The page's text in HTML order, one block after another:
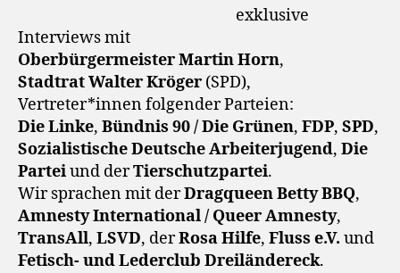
exklusive
Interviews mit
Oberbürgermeister Martin Horn,
Stadtrat Walter Kröger (SPD),
Vertreter*innen folgender Parteien:
Die Linke, Bündnis 90 / Die Grünen, FDP, SPD,
Sozialistische Deutsche Arbeiterjugend, Die
Parteiund derTierschutzpartei.
Wir sprachen mit derDragqueen Betty BBQ,
Amnesty International / Queer Amnesty,
TransAll, LSVD, derRosa Hilfe, Fluss e.V. und
Fetisch- und Lederclub Dreiländereck.